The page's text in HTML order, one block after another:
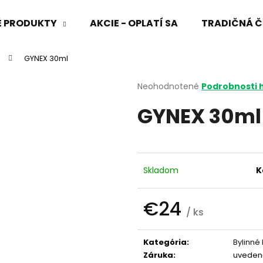
PRODUKTY AKCIE - OPLATÍ SA TRADIČNÁ
GYNEX 30ml
Priemerné
produktu
je
5
hviezdičiek.
Neohodnotené Podrobnosti
GYNEX 30ml
Skladom
€24 / ks
cena:
Kategória:
Bylinné
Záruka:
Čo potrebujete nájsť?
HĽADAŤ